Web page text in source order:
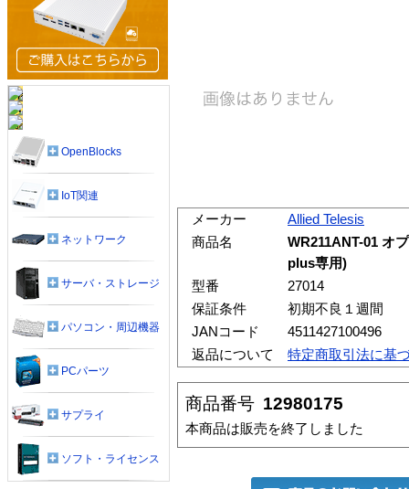
メーカー
Allied Telesis
商品名
WR211ANT-01 オ
plus専用)
型番
27014
保証条件
初期不良１週間
JANコード
4511427100496
返品について
特定商取引法に基
商品番号 12980175
本商品は販売を終了しました
OpenBlocks
IoT関連
ネットワーク
サーバ・ストレージ
パソコン・周辺機器
PCパーツ
サプライ
ソフト・ライセンス